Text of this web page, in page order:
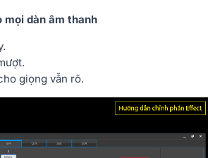
dàn âm thanh
giọng vẫn rõ.